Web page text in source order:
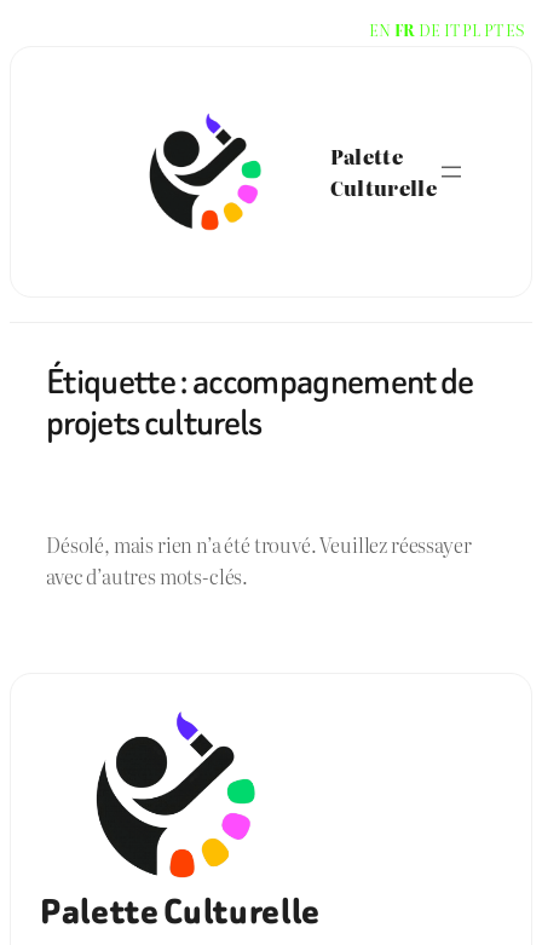
Palette
Culturelle
Étiquette :accompagnement de
projets culturels
Désolé, mais rien n’a été trouvé. Veuillez réessayer
avec d’autres mots-clés.
Palette Culturelle
EN FR DE ITPL PTES